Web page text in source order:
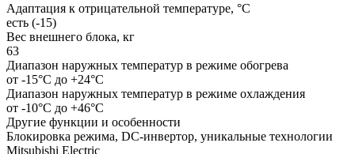
Адаптация к отрицательной температуре, °C
есть (-15)
Вес внешнего блока, кг
63
Диапазон наружных температур в режиме обогрева
от -15°C до +24°C
Диапазон наружных температур в режиме охлаждения
от -10°С до +46°С
Другие функции и особенности
Блокировка режима, DC-инвертор, уникальные технологии
Mitsubishi Electric